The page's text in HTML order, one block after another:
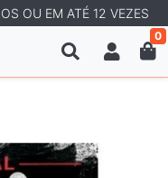
OU EM ATÉ 12 VEZES
0